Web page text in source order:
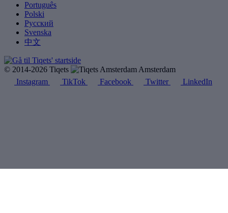
Português
Polski
Русский
Svenska
中文
© 2014-2026 Tiqets
Amsterdam
Instagram
TikTok Facebook Twitter LinkedIn